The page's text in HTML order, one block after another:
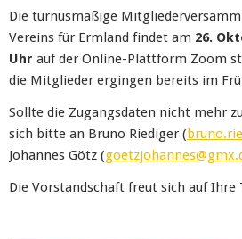
Die turnusmäßige
Vereins für Ermland findet am 26.
Uhr auf der Online-Plattform Zoom
die Mitglieder ergingen bereits im
Sollte die Zugangsdaten nicht mehr
sich bitte an Bruno Riediger (
Johannes Götz (
Die Vorstandschaft freut sich auf Ihre